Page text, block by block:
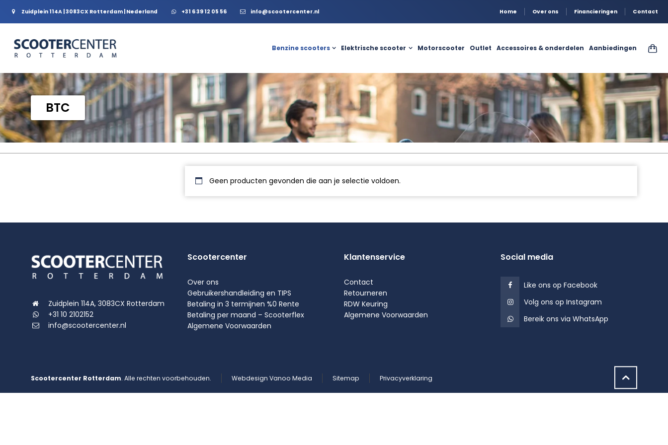
Zuidplein 114A | 3083CX Rotterdam | Nederland +31 6 39 12 05 56 info@scootercenter.nl Home Over ons Financieringen Contact
Benzine scooters Elektrische scooter Motorscooter Outlet Accessoires & onderdelen Aanbiedingen
BTC
Geen producten gevonden die aan je selectie voldoen.
Zuidplein 114A, 3083CX Rotterdam
+31 10 2102152
info@scootercenter.nl
Scootercenter
Over ons
Gebruikershandleiding en TIPS
Betaling in 3 termijnen %0 Rente
Betaling per maand – Scooterflex
Algemene Voorwaarden
Klantenservice
Contact
Retourneren
RDW Keuring
Algemene Voorwaarden
Social media
Like ons op Facebook
Volg ons op Instagram
Bereik ons via WhatsApp
Scootercenter Rotterdam. Alle rechten voorbehouden. Webdesign Vanoo Media Sitemap Privacyverklaring